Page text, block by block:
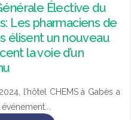
Élective du
Les pharmaciens de
élisent un nouveau
la voie d’un
l’hôtel CHEMS à Gabès a